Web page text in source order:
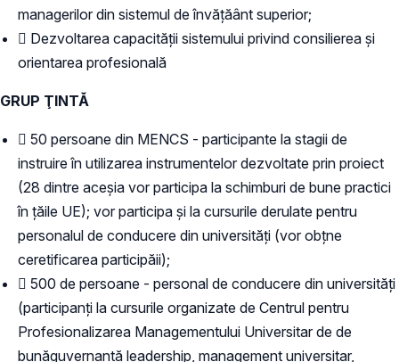
managerilor din sistemul de învățăânt superior;
 Dezvoltarea capacității sistemului privind consilierea și
orientarea profesională
GRUP ŢINTĂ
 50 persoane din MENCS - participante la stagii de
instruire în utilizarea instrumentelor dezvoltate prin proiect
(28 dintre aceșia vor participa la schimburi de bune practici
în țăile UE); vor participa și la cursurile derulate pentru
personalul de conducere din universități (vor obțne
ceretificarea participăii);
 500 de persoane - personal de conducere din universități
(participanți la cursurile organizate de Centrul pentru
Profesionalizarea Managementului Universitar de de
bunăguvernanță leadership, management universitar,